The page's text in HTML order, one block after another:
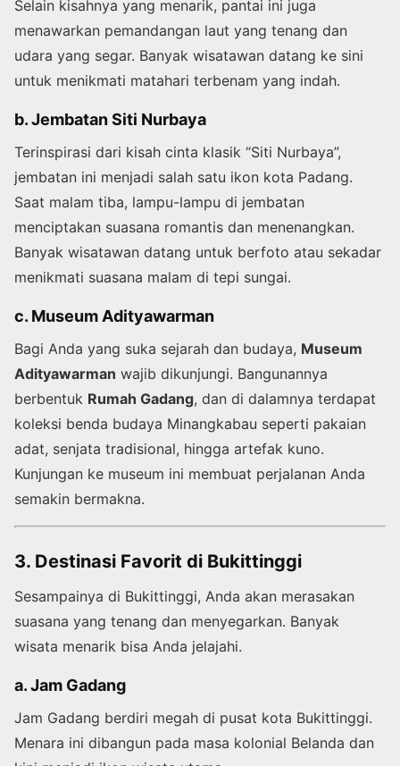
Selain kisahnya yang menarik, pantai ini juga
menawarkan pemandangan laut yang tenang dan
udara yang segar. Banyak wisatawan datang ke sini
untuk menikmati matahari terbenam yang indah.
b. Jembatan Siti Nurbaya
Terinspirasi dari kisah cinta klasik “Siti Nurbaya”,
jembatan ini menjadi salah satu ikon kota Padang.
Saat malam tiba, lampu-lampu di jembatan
menciptakan suasana romantis dan menenangkan.
Banyak wisatawan datang untuk berfoto atau sekadar
menikmati suasana malam di tepi sungai.
c. Museum Adityawarman
Bagi Anda yang suka sejarah dan budaya, Museum
Adityawarman wajib dikunjungi. Bangunannya
berbentuk Rumah Gadang, dan di dalamnya terdapat
koleksi benda budaya Minangkabau seperti pakaian
adat, senjata tradisional, hingga artefak kuno.
Kunjungan ke museum ini membuat perjalanan Anda
semakin bermakna.
3. Destinasi Favorit di Bukittinggi
Sesampainya di Bukittinggi, Anda akan merasakan
suasana yang tenang dan menyegarkan. Banyak
wisata menarik bisa Anda jelajahi.
a. Jam Gadang
Jam Gadang berdiri megah di pusat kota Bukittinggi.
Menara ini dibangun pada masa kolonial Belanda dan